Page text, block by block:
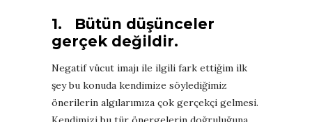
1. Bütün düşünceler
gerçek değildir.
Negatif vücut imajı ile ilgili fark ettiğim ilk
şey bu konuda kendimize söylediğimiz
önerilerin algılarımıza çok gerçekçi gelmesi.